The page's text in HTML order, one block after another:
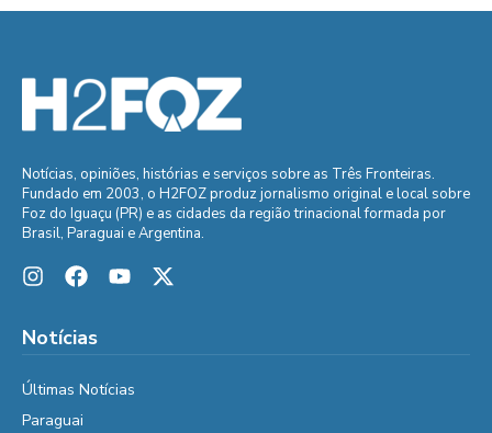
Notícias, opiniões, histórias e serviços sobre as Três Fronteiras.
Fundado em 2003, o H2FOZ produz jornalismo original e local sobre
Foz do Iguaçu (PR) e as cidades da região trinacional formada por
Brasil, Paraguai e Argentina.
Notícias
Últimas Notícias
Paraguai